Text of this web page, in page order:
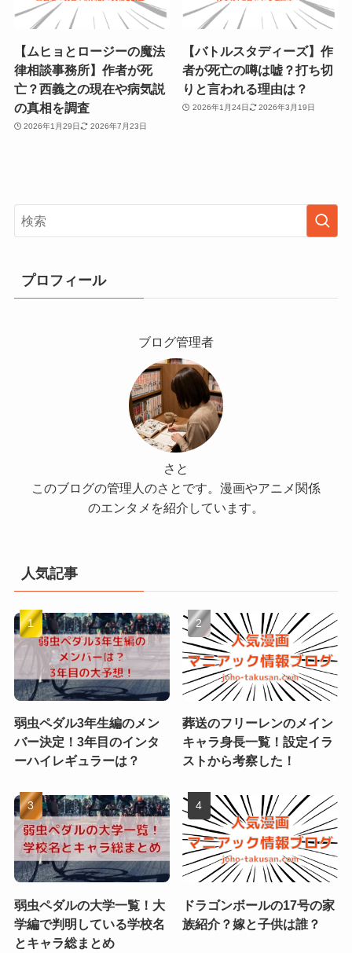
【ムヒョとロージーの魔法
律相談事務所】作者が死
亡？西義之の現在や病気説
の真相を調査
2026年1月29日 2026年7月23日
【バトルスタディーズ】作
者が死亡の噂は嘘？打ち切
りと言われる理由は？
2026年1月24日 2026年3月19日
プロフィール
ブログ管理者
さと
このブログの管理人のさとです。漫画やアニメ関係
のエンタメを紹介しています。
人気記事
弱虫ペダル3年生編のメン
バー決定！3年目のインタ
ーハイレギュラーは？
葬送のフリーレンのメイン
キャラ身長一覧！設定イラ
ストから考察した！
弱虫ペダルの大学一覧！大
学編で判明している学校名
とキャラ総まとめ
ドラゴンボールの17号の家
族紹介？嫁と子供は誰？